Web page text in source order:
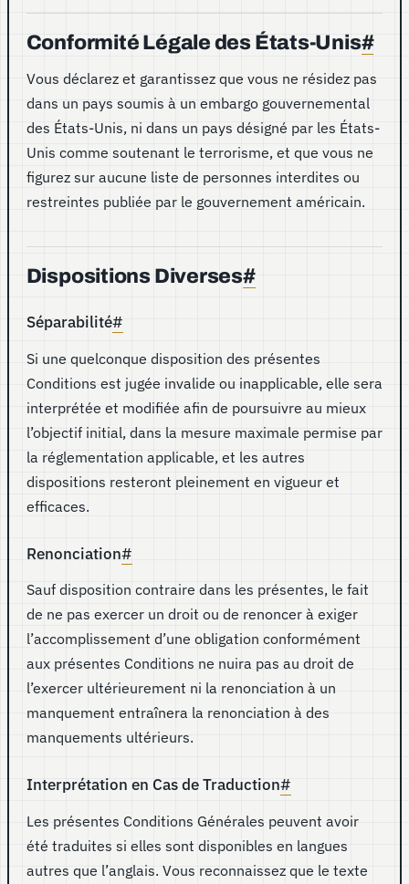
Conformité Légale des États-Unis#
Vous déclarez et garantissez que vous ne résidez pas
dans un pays soumis à un embargo gouvernemental
des États-Unis, ni dans un pays désigné par les États-
Unis comme soutenant le terrorisme, et que vous ne
figurez sur aucune liste de personnes interdites ou
restreintes publiée par le gouvernement américain.
Dispositions Diverses#
Séparabilité#
Si une quelconque disposition des présentes
Conditions est jugée invalide ou inapplicable, elle sera
interprétée et modifiée afin de poursuivre au mieux
l’objectif initial, dans la mesure maximale permise par
la réglementation applicable, et les autres
dispositions resteront pleinement en vigueur et
efficaces.
Renonciation#
Sauf disposition contraire dans les présentes, le fait
de ne pas exercer un droit ou de renoncer à exiger
l’accomplissement d’une obligation conformément
aux présentes Conditions ne nuira pas au droit de
l’exercer ultérieurement ni la renonciation à un
manquement entraînera la renonciation à des
manquements ultérieurs.
Interprétation en Cas de Traduction#
Les présentes Conditions Générales peuvent avoir
été traduites si elles sont disponibles en langues
autres que l’anglais. Vous reconnaissez que le texte